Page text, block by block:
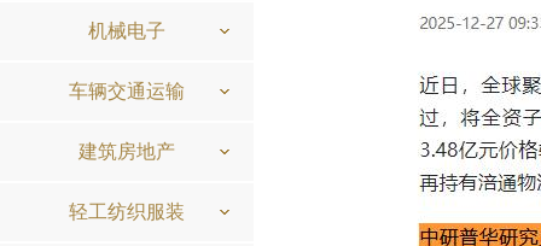
机械电子
车辆交通运输
建筑房地产
轻工纺织服装